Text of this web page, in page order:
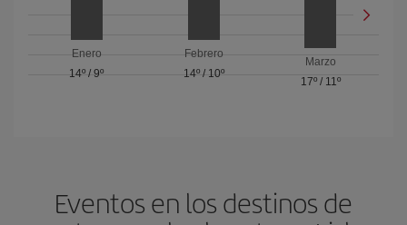
Enero
14º /9º
Febrero
14º/ 10º
Marzo
17º/ 11º
Eventos en los destinos de